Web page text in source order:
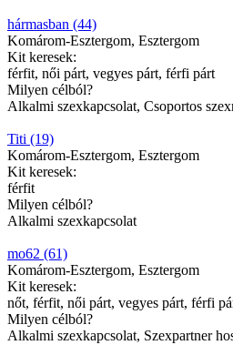
hármasban (44)
Komárom-Esztergom, Esztergom
Kit keresek:
férfit, női párt, vegyes párt, férfi párt
Milyen célból?
Alkalmi szexkapcsolat, Csoportos
Titi (19)
Komárom-Esztergom, Esztergom
Kit keresek:
férfit
Milyen célból?
Alkalmi szexkapcsolat
mo62 (61)
Komárom-Esztergom, Esztergom
Kit keresek:
nőt, férfit, női párt, vegyes párt, férfi
Milyen célból?
Alkalmi szexkapcsolat, Szexpartner